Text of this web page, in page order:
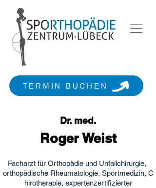
TERMIN BUCHEN
Dr. med.
Roger Weist
Facharzt für Orthopädie und Unfallchirurgie,
orthopädische Rheumatologie, Sportmedizin, C
hirotherapie, expertenzertifizierter